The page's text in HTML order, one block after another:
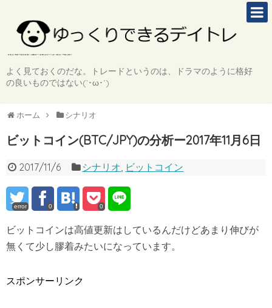
よく見ておくのだな。トレードというのは、ドラマのように格好
の良いものではない(`･ω･´)
ホーム シナリオ
ビットコイン(BTC/JPY)の分析ー2017年11月6日
2017/11/6 シナリオ ビットコイン
error 0 0
ビットコインは高値更新はしているんだけどあまり伸びが
無くて少し膠着みたいになっています。
スポンサーリンク